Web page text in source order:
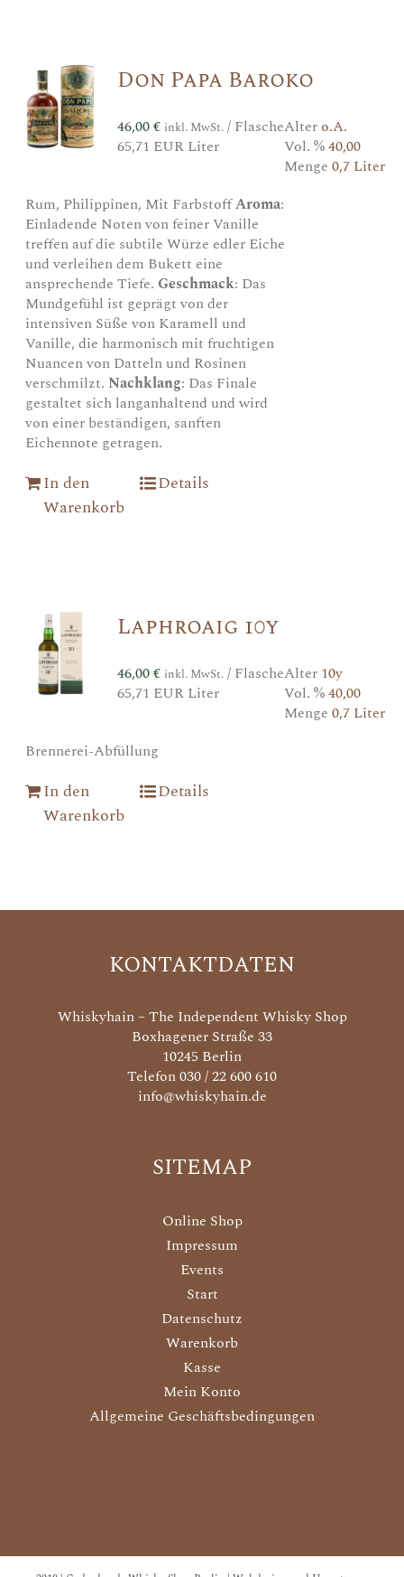
Don Papa Baroko
46,00€ inkl. MwSt. / Flasche
65,71 EUR Liter
Altero.A.
Vol. %40,00
Menge0,7 Liter
Rum, Philippinen, Mit FarbstoffAroma:
Einladende Noten von feiner Vanille
treffen auf die subtile Würze edler Eiche
und verleihen dem Bukett eine
ansprechende Tiefe.Geschmack: Das
Mundgefühl ist geprägt von der
intensiven Süße von Karamell und
Vanille, die harmonisch mit fruchtigen
Nuancen von Datteln und Rosinen
verschmilzt. Nachklang: Das Finale
gestaltet sich langanhaltend und wird
von einer beständigen, sanften
Eichennote getragen.
In den
Warenkorb
Details
Laphroaig 10y
46,00€ inkl. MwSt. / Flasche
65,71 EUR Liter
Alter 10y
Vol. %40,00
Menge0,7 Liter
Brennerei-Abfüllung
In den
Warenkorb
Details
KONTAKTDATEN
Whiskyhain – The Independent Whisky Shop
Boxhagener Straße 33
10245 Berlin
Telefon 030 / 22 600 610
info@whiskyhain.de
SITEMAP
Online Shop
Impressum
Events
Start
Datenschutz
Warenkorb
Kasse
Mein Konto
Allgemeine Geschäftsbedingungen